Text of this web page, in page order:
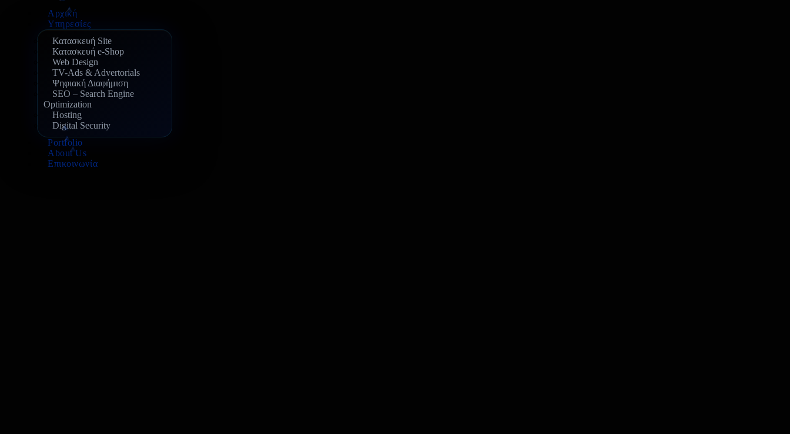
Αρχική
Υπηρεσίες
Κατασκευή Site
Κατασκευή e-Shop
Web Design
TV-Ads & Advertorials
Ψηφιακή Διαφήμιση
SEO – Search Engine
Optimization
Hosting
Digital Security
Portfolio
About Us
Επικοινωνία